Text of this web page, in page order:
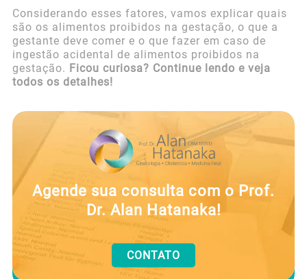
Considerando esses fatores, vamos explicar quais
são os alimentos proibidos na gestação, o que a
gestante deve comer e o que fazer em caso de
ingestão acidental de alimentos proibidos na
gestação. Ficou curiosa? Continue lendo e veja
todos os detalhes!
Agende sua consulta com o Prof.
Dr. Alan Hatanaka!
CONTATO